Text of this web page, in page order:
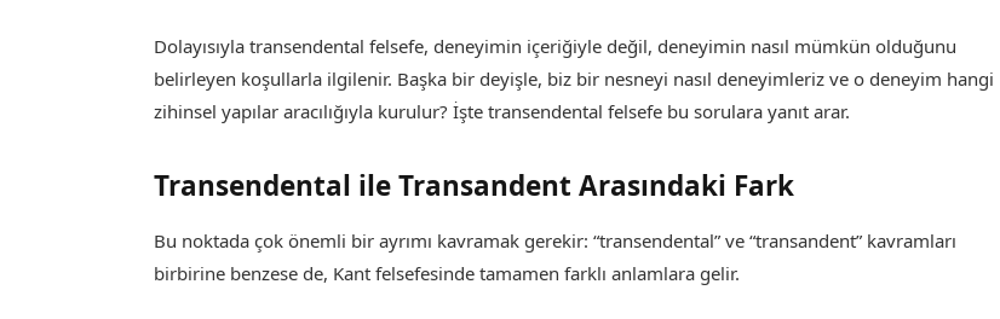
Dolayısıyla transendental felsefe, deneyimin içeriğiyle değil, deneyimin nasıl mümkün olduğunu
belirleyen koşullarla ilgilenir. Başka bir deyişle, biz bir nesneyi nasıl deneyimleriz ve o deneyim hangi
zihinsel yapılar aracılığıyla kurulur? İşte transendental felsefe bu sorulara yanıt arar.
Transendental ile Transandent Arasındaki Fark
Bu noktada çok önemli bir ayrımı kavramak gerekir: “transendental” ve “transandent” kavramları
birbirine benzese de, Kant felsefesinde tamamen farklı anlamlara gelir.